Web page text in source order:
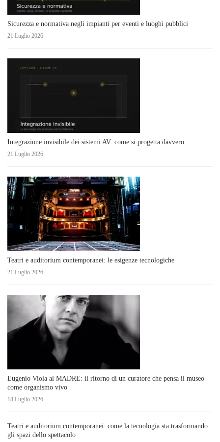
Sicurezza e normativa negli impianti per eventi e luoghi pubblici
21 Luglio 2026
Integrazione invisibile dei sistemi AV: come si progetta davvero
21 Luglio 2026
Teatri e auditorium contemporanei: le esigenze tecnologiche
21 Luglio 2026
Eugenio Viola al MADRE: il ritorno di un curatore che pensa il museo
come organismo vivo
18 Luglio 2026
Teatri e auditorium contemporanei: come la tecnologia sta trasformando
gli spazi dello spettacolo